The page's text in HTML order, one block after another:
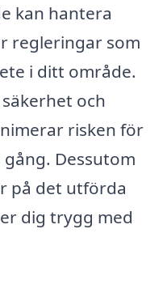
kan hantera
regleringar som
i ditt område.
och
risken för
Dessutom
på det utförda
dig trygg med